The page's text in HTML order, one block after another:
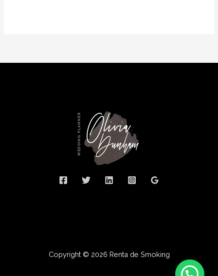
Copyright © 2026 Renta de Smoking